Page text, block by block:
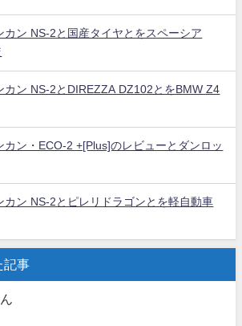
カン NS-2と国産タイヤとをスペーシア
カン NS-2とDIREZZA DZ102とをBMW Z4
カン・ECO-2 +[Plus]のレビューとダンロッ
カン NS-2とピレリドラゴンとを軽自動車
記事